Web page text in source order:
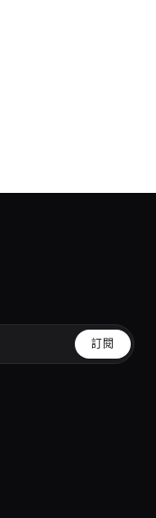
訂閱